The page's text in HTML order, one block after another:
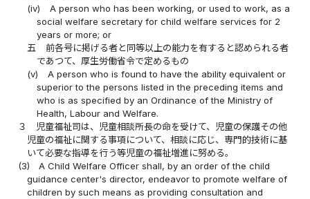
(iv)
A person who has been working, or used to work, as a
social welfare secretary for child welfare services for 2
years or more; or
五
前各号に掲げる者と同等以上の能力を有すると認められる者
であつて、厚生労働省令で定めるもの
(v)
A person who is found to have the ability equivalent or
superior to the persons listed in the preceding items and
who is as specified by an Ordinance of the Ministry of
Health, Labour and Welfare.
３
児童福祉司は、児童相談所長の命を受けて、児童の保護その他
児童の福祉に関する事項について、相談に応じ、専門的技術に基
いて必要な指導を行う等児童の福祉増進に努める。
(3)
A Child Welfare Officer shall, by an order of the child
guidance center's director, endeavor to promote welfare of
children by such means as providing consultation and